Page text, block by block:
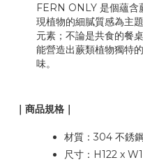
FERN ONLY 是個蘊含
現植物的細膩質感為主
元素；不論是共食的餐
能營造出蕨類植物獨特
味。
｜商品規格｜
材質：304 不銹
尺寸：H122 x